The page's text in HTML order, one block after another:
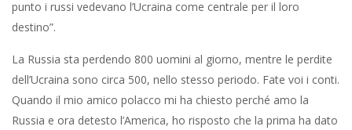
punto i russi vedevano l’Ucraina come centrale per il loro
destino”.
La Russia sta perdendo 800 uomini al giorno, mentre le perdite
dell’Ucraina sono circa 500, nello stesso periodo. Fate voi i conti.
Quando il mio amico polacco mi ha chiesto perché amo la
Russia e ora detesto l’America, ho risposto che la prima ha dato